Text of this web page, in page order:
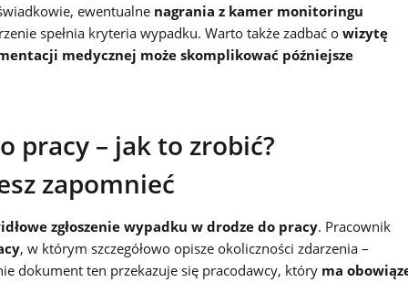
ewentualne nagrania z kamer monitoringu
spełnia kryteria wypadku. Warto także zadbać o wizytę
medycznej może skomplikować późniejsze
pracy – jak to zrobić?
zapomnieć
zgłoszenie wypadku w drodze do pracy. Pracownik
, w którym szczegółowo opisze okoliczności zdarzenia –
dokument ten przekazuje się pracodawcy, który ma